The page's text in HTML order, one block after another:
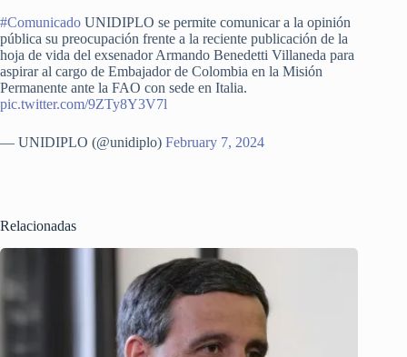
#Comunicado UNIDIPLO se permite comunicar a la opinión
pública su preocupación frente a la reciente publicación de la
hoja de vida del exsenador Armando Benedetti Villaneda para
aspirar al cargo de Embajador de Colombia en la Misión
Permanente ante la FAO con sede en Italia.
pic.twitter.com/9ZTy8Y3V7l
— UNIDIPLO (@unidiplo) February 7, 2024
Relacionadas